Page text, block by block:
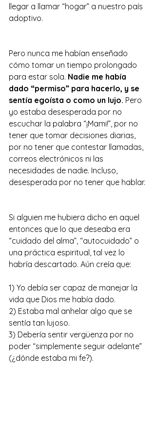
llegar a llamar “hogar” a nuestro país
adoptivo.
Pero nunca me habían enseñado
cómo tomar un tiempo prolongado
para estar sola. Nadie me había
dado “permiso” para hacerlo, y se
sentía egoísta o como un lujo. Pero
yo estaba desesperada por no
escuchar la palabra “¡Mami!”, por no
tener que tomar decisiones diarias,
por no tener que contestar llamadas,
correos electrónicos ni las
necesidades de nadie. Incluso,
desesperada por no tener que hablar.
Si alguien me hubiera dicho en aquel
entonces que lo que deseaba era
“cuidado del alma”, “autocuidado” o
una práctica espiritual, tal vez lo
habría descartado. Aún creía que:
1) Yo debía ser capaz de manejar la
vida que Dios me había dado.
2) Estaba mal anhelar algo que se
sentía tan lujoso.
3) Debería sentir vergüenza por no
poder “simplemente seguir adelante”
(¿dónde estaba mi fe?).